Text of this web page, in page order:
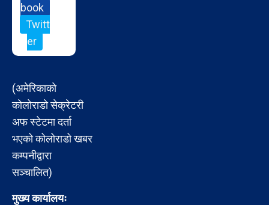
book
Twitt
er
(अमेरिकाको
कोलोराडो सेक्रेटरी
अफ स्टेटमा दर्ता
भएको कोलोराडो खबर
कम्पनीद्वारा
सञ्चालित)
मुख्य कार्यालयः